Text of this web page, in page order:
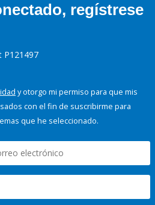
regístrese
P121497
y otorgo mi permiso para que mis
con el fin de suscribirme para
que he seleccionado.